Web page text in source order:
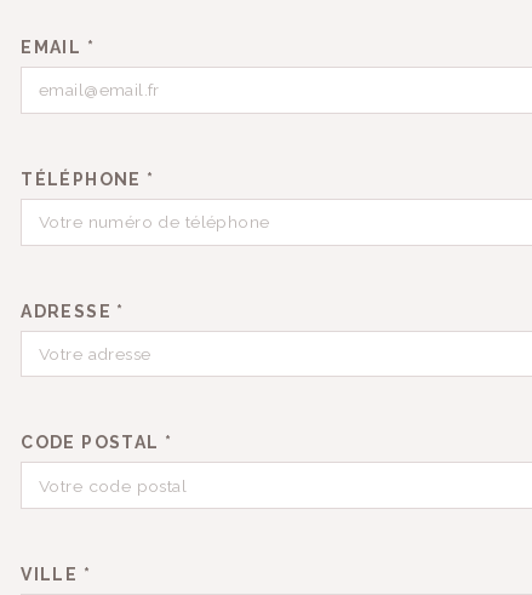
EMAIL *
TÉLÉPHONE *
ADRESSE *
CODE POSTAL *
VILLE *